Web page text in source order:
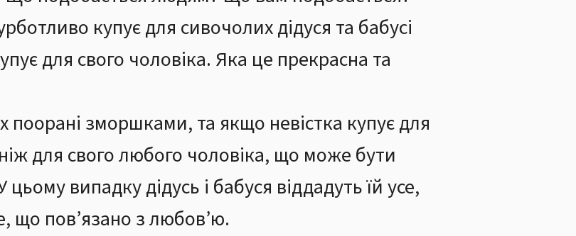
купує для сивочолих дідуся та бабусі
для свого чоловіка. Яка це прекрасна та
поорані зморшками, та якщо невістка купує для
для свого любого чоловіка, що може бути
випадку дідусь і бабуся віддадуть їй усе,
що пов’язано з любов’ю.